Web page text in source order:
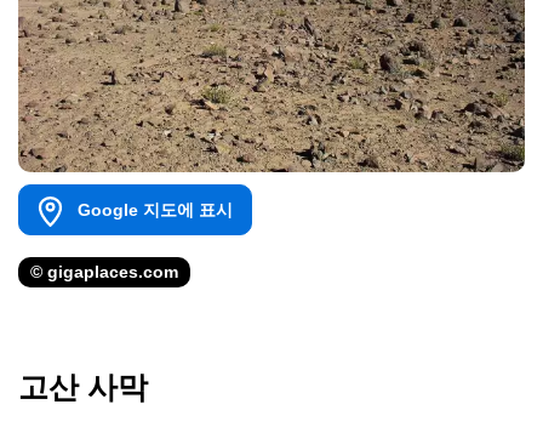
Google 지도에 표시
© gigaplaces.com
고산 사막